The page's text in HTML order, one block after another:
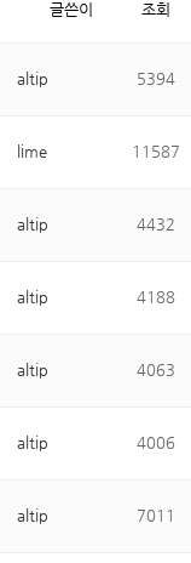
글쓴이 조회
altip 5394
lime 11587
altip 4432
altip 4188
altip 4063
altip 4006
altip 7011